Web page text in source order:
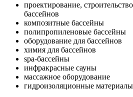
проектирование,
бассейнов
композитные бассейны
полипропиленовые бассейны
оборудование для бассейнов
химия для бассейнов
spa-бассейны
инфракрасные сауны
массажное оборудование
гидроизоляционные материалы